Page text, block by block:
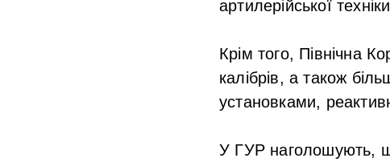
артилерійської
Крім того, Північна
калібрів, а також
установками,
У ГУР наголошують,